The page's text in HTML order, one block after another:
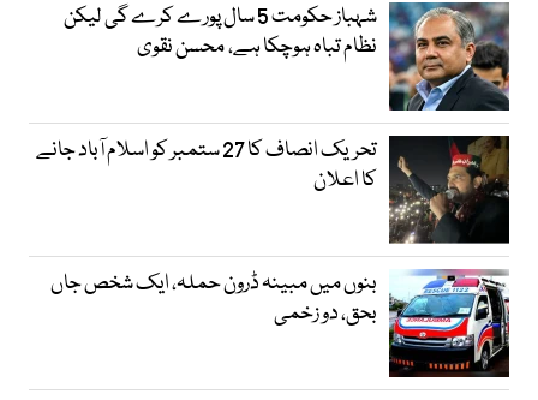
شہباز حکومت 5 سال پورے کرے گی لیکن
نظام تباہ ہوچکا ہے، محسن نقوی
تحریک انصاف کا 27 ستمبر کو اسلام آباد جانے
کا اعلان
بنوں میں مبینہ ڈرون حملہ، ایک شخص جاں
بحق، دو زخمی